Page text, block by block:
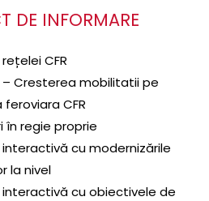
DE INFORMARE
CFR
Cresterea mobilitatii pe
CFR
în regie proprie
cu modernizările
la nivel
cu obiectivele de